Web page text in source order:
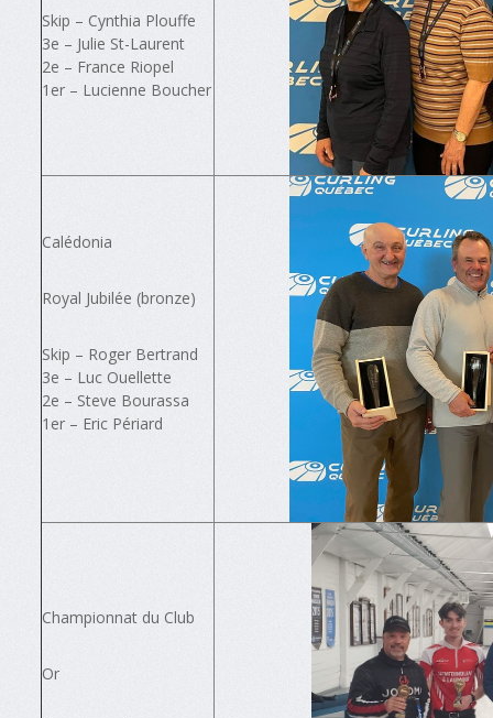
Skip – Cynthia Plouffe
3e – Julie St-Laurent
2e – France Riopel
1er – Lucienne Boucher
Calédonia
Royal Jubilée (bronze)
Skip – Roger Bertrand
3e – Luc Ouellette
2e – Steve Bourassa
1er – Eric Périard
Championnat du Club
Or